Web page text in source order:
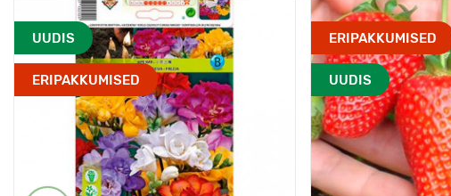
UUDIS
ERIPAKKUMISED
ERIPAKKUMISED
UUDIS